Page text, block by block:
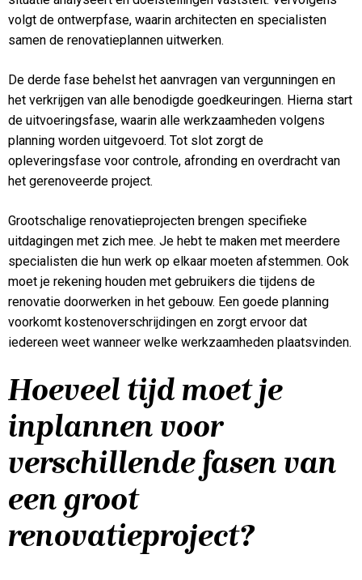
volgt de ontwerpfase, waarin architecten en specialisten
samen de renovatieplannen uitwerken.
De derde fase behelst het aanvragen van vergunningen en
het verkrijgen van alle benodigde goedkeuringen. Hierna start
de uitvoeringsfase, waarin alle werkzaamheden volgens
planning worden uitgevoerd. Tot slot zorgt de
opleveringsfase voor controle, afronding en overdracht van
het gerenoveerde project.
Grootschalige renovatieprojecten brengen specifieke
uitdagingen met zich mee. Je hebt te maken met meerdere
specialisten die hun werk op elkaar moeten afstemmen. Ook
moet je rekening houden met gebruikers die tijdens de
renovatie doorwerken in het gebouw. Een goede planning
voorkomt kostenoverschrijdingen en zorgt ervoor dat
iedereen weet wanneer welke werkzaamheden plaatsvinden.
Hoeveel tijd moet je
inplannen voor
verschillende fasen van
een groot
renovatieproject?